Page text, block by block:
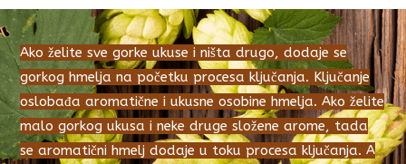
Ako želite sve gorke ukuse i ništa drugo, dodaje se
gorkog hmelja na početku procesa ključanja. Ključanje
oslobađa aromatične i ukusne osobine hmelja. Ako želite
malo gorkog ukusa i neke druge složene arome, tada
se aromatični hmelj dodaje u toku procesa ključanja. A